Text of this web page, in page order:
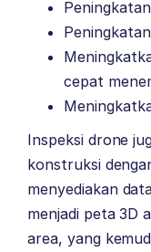
cepat
Inspeksi drone
konstruksi
menyediakan
menjadi peta 3D
area, yang